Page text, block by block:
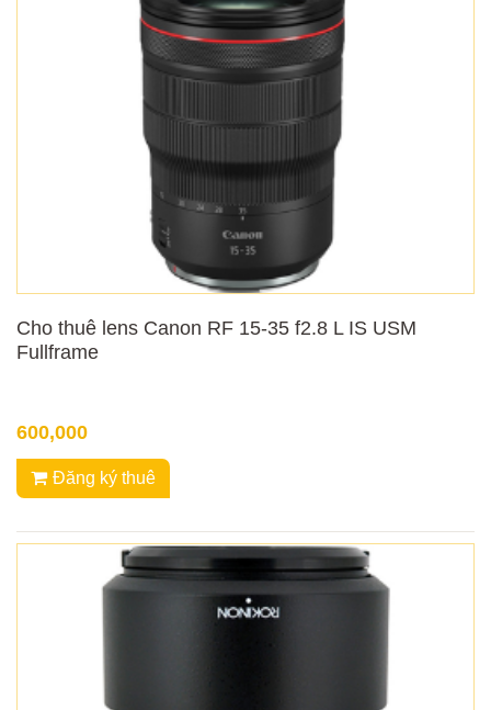
Cho thuê lens Canon RF 15-35 f2.8 L IS USM
Fullframe
600,000
Đăng ký thuê